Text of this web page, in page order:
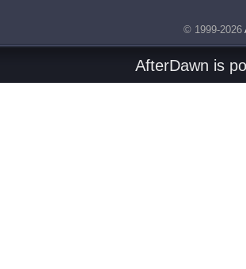
© 1999-2026
AfterDawn is